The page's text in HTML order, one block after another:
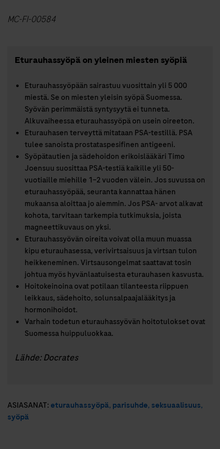
MC-FI-00584
Eturauhassyöpä on yleinen miesten syöpiä
Eturauhassyöpään sairastuu vuosittain yli 5 000
miestä. Se on miesten yleisin syöpä Suomessa.
Syövän perimmäistä syntysyytä ei tunneta.
Alkuvaiheessa eturauhassyöpä on usein oireeton.
Eturauhasen terveyttä mitataan PSA-testillä. PSA
tulee sanoista prostataspesifinen antigeeni.
Syöpätautien ja sädehoidon erikoislääkäri Timo
Joensuu suosittaa PSA-testiä kaikille yli 50-
vuotiaille miehille 1–2 vuoden välein. Jos suvussa on
eturauhassyöpää, seuranta kannattaa hänen
mukaansa aloittaa jo aiemmin. Jos PSA- arvot alkavat
kohota, tarvitaan tarkempia tutkimuksia, joista
magneettikuvaus on yksi.
Eturauhassyövän oireita voivat olla muun muassa
kipu eturauhasessa, verivirtsaisuus ja virtsan tulon
heikkeneminen. Virtsausongelmat saattavat tosin
johtua myös hyvänlaatuisesta eturauhasen kasvusta.
Hoitokeinoina ovat potilaan tilanteesta riippuen
leikkaus, sädehoito, solunsalpaajalääkitys ja
hormonihoidot.
Varhain todetun eturauhassyövän hoitotulokset ovat
Suomessa huippuluokkaa.
Lähde: Docrates
ASIASANAT: eturauhassyöpä, parisuhde, seksuaalisuus,
syöpä